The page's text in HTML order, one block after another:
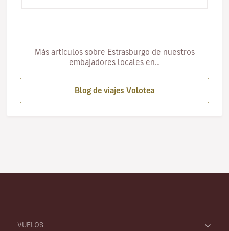
Más artículos sobre Estrasburgo de nuestros
embajadores locales en…
Blog de viajes Volotea
VUELOS